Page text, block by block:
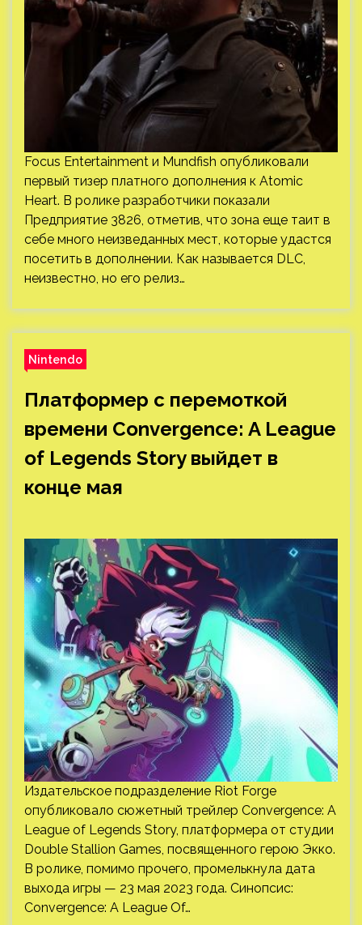
Focus Entertainment и Mundfish опубликовали
первый тизер платного дополнения к Atomic
Heart. В ролике разработчики показали
Предприятие 3826, отметив, что зона еще таит в
себе много неизведанных мест, которые удастся
посетить в дополнении. Как называется DLC,
неизвестно, но его релиз…
Nintendo
Платформер с перемоткой
времени Convergence: A League
of Legends Story выйдет в
конце мая
Издательское подразделение Riot Forge
опубликовало сюжетный трейлер Convergence: A
League of Legends Story, платформера от студии
Double Stallion Games, посвященного герою Экко.
В ролике, помимо прочего, промелькнула дата
выхода игры — 23 мая 2023 года. Синопсис:
Convergence: A League Of…